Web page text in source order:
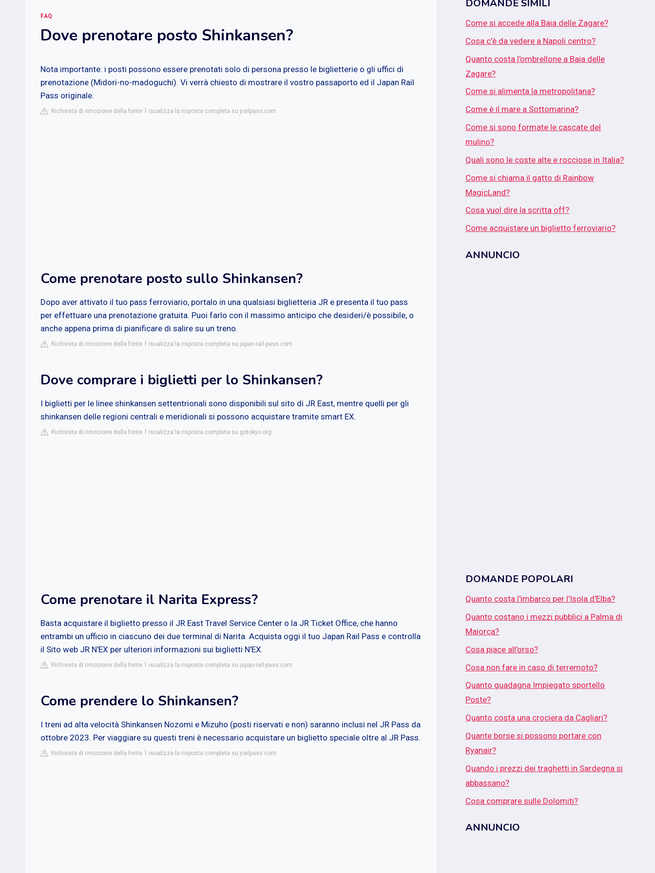
FAQ
Dove prenotare posto Shinkansen?
Nota importante: i posti possono essere prenotati solo di persona presso le biglietterie o gli uffici di
prenotazione (Midori-no-madoguchi). Vi verrà chiesto di mostrare il vostro passaporto ed il Japan Rail
Pass originale.
Richiesta di rimozione della fonte isualizza la risposta completa su jrailpass.com
Come prenotare posto sullo Shinkansen?
Dopo aver attivato il tuo pass ferroviario, portalo in una qualsiasi biglietteria JR e presenta il tuo pass
per effettuare una prenotazione gratuita. Puoi farlo con il massimo anticipo che desideri/è possibile, o
anche appena prima di pianificare di salire su un treno.
Richiesta di rimozione della fonte isualizza la risposta completa su japan-rail-pass.com
Dove comprare i biglietti per lo Shinkansen?
I biglietti per le linee shinkansen settentrionali sono disponibili sul sito di JR East, mentre quelli per gli
shinkansen delle regioni centrali e meridionali si possono acquistare tramite smart EX.
Richiesta di rimozione della fonte isualizza la risposta completa su gotokyo.org
Come prenotare il Narita Express?
Basta acquistare il biglietto presso il JR East Travel Service Center o la JR Ticket Office, che hanno
entrambi un ufficio in ciascuno dei due terminal di Narita. Acquista oggi il tuo Japan Rail Pass e controlla
il Sito web JR N'EX per ulteriori informazioni sui biglietti N'EX.
Richiesta di rimozione della fonte isualizza la risposta completa su japan-rail-pass.com
Come prendere lo Shinkansen?
I treni ad alta velocità Shinkansen Nozomi e Mizuho (posti riservati e non) saranno inclusi nel JR Pass da
ottobre 2023. Per viaggiare su questi treni è necessario acquistare un biglietto speciale oltre al JR Pass.
Richiesta di rimozione della fonte isualizza la risposta completa su jrailpass.com
DOMANDE SIMILI
Come si accede alla Baia delle Zagare?
Cosa c'è da vedere a Napoli centro?
Quanto costa l'ombrellone a Baia delle
Zagare?
Come si alimenta la metropolitana?
Come è il mare a Sottomarina?
Come si sono formate le cascate del
mulino?
Quali sono le coste alte e rocciose in Italia?
Come si chiama il gatto di Rainbow
MagicLand?
Cosa vuol dire la scritta off?
Come acquistare un biglietto ferroviario?
ANNUNCIO
DOMANDE POPOLARI
Quanto costa l'imbarco per l'Isola d'Elba?
Quanto costano i mezzi pubblici a Palma di
Maiorca?
Cosa piace all'orso?
Cosa non fare in caso di terremoto?
Quanto guadagna Impiegato sportello
Poste?
Quanto costa una crociera da Cagliari?
Quante borse si possono portare con
Ryanair?
Quando i prezzi dei traghetti in Sardegna si
abbassano?
Cosa comprare sulle Dolomiti?
ANNUNCIO